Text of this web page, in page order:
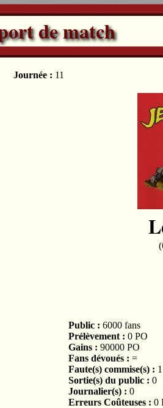
de match
Journée : 11
Public : 6000 fans
Prélèvement : 0 PO
Gains : 90000 PO
Fans dévoués : =
Faute(s) commise(s) : 1
Sortie(s) du public : 0
Journalier(s) : 0
Erreurs Coûteuses : 0